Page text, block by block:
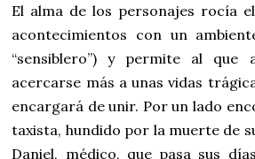
El alma de los personajes rocía
acontecimientos con un
“sensiblero”) y permite al que
acercarse más a unas vidas
encargará de unir. Por un lado
taxista, hundido por la muerte de
Daniel, médico, que pasa sus